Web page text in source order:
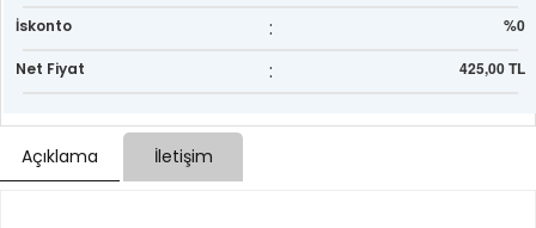
İskonto : %0
Net Fiyat : 425,00 TL
Açıklama İletişim